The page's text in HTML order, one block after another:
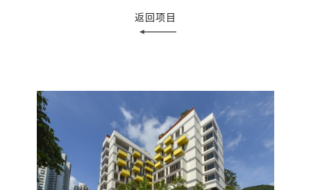
返回项目